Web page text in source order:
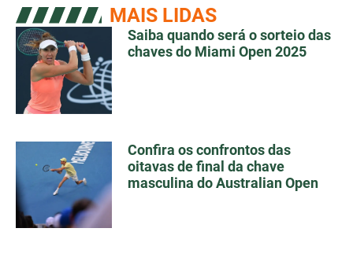
MAIS LIDAS
Saiba quando será o sorteio das
chaves do Miami Open 2025
Confira os confrontos das
oitavas de final da chave
masculina do Australian Open